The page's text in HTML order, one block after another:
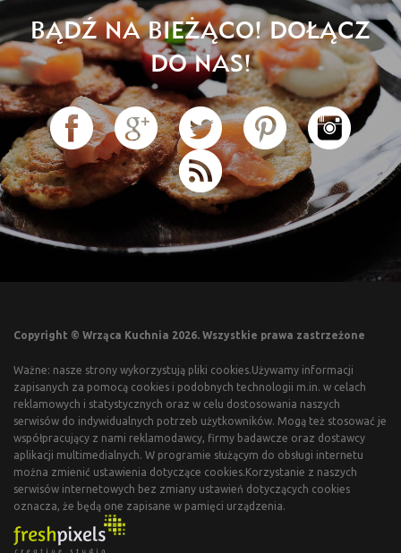
BĄDŹ NA BIEŻĄCO! DOŁĄCZ
DO NAS!
Copyright © Wrząca Kuchnia 2026. Wszystkie prawa zastrzeżone
Ważne: nasze strony wykorzystują pliki cookies.Używamy informacji
zapisanych za pomocą cookies i podobnych technologii m.in. w celach
reklamowych i statystycznych oraz w celu dostosowania naszych
serwisów do indywidualnych potrzeb użytkowników. Mogą też stosować je
współpracujący z nami reklamodawcy, firmy badawcze oraz dostawcy
aplikacji multimedialnych. W programie służącym do obsługi internetu
można zmienić ustawienia dotyczące cookies.Korzystanie z naszych
serwisów internetowych bez zmiany ustawień dotyczących cookies
oznacza, że będą one zapisane w pamięci urządzenia.